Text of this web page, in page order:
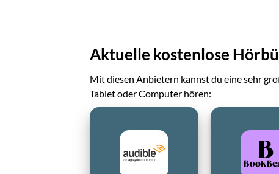
Aktuelle kostenlose
Mit diesen Anbietern kannst du eine sehr
Tablet oder Computer hören: